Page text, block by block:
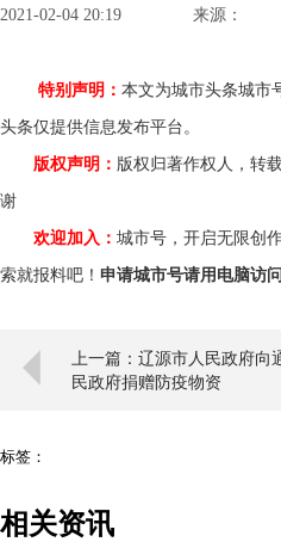
2021-02-04 20:19 来源：
特别声明： 本文为城市头条城市
头条仅提供信息发布平台。
版权声明： 版权归著作权人，转
谢
欢迎加入： 城市号，开启无限创
索就报料吧！ 申请城市号请用电脑访问
上一篇：辽源市人民政府向
民政府捐赠防疫物资
标签：
相关资讯